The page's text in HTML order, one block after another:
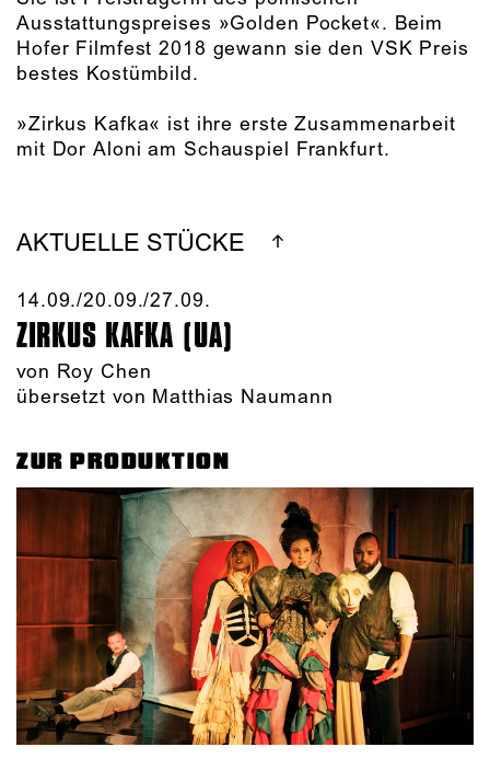
Ausstattungspreises »Golden Pocket«. Beim
Hofer Filmfest 2018 gewann sie den VSK Preis
bestes Kostümbild.
»Zirkus Kafka« ist ihre erste Zusammenarbeit
mit Dor Aloni am Schauspiel Frankfurt.
AKTUELLE STÜCKE
14.09./​20.09./​27.09.​
ZIRKUS KAFKA (UA)
von Roy Chen
übersetzt von Matthias Naumann
ZUR PRODUKTION